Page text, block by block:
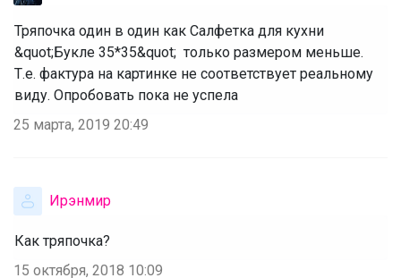
Тряпочка один в один как Салфетка для кухни
&quot;Букле 35*35&quot; только размером меньше.
Т.е. фактура на картинке не соответствует реальному
виду. Опробовать пока не успела
25 марта, 2019 20:49
Ирэнмир
Как тряпочка?
15 октября, 2018 10:09